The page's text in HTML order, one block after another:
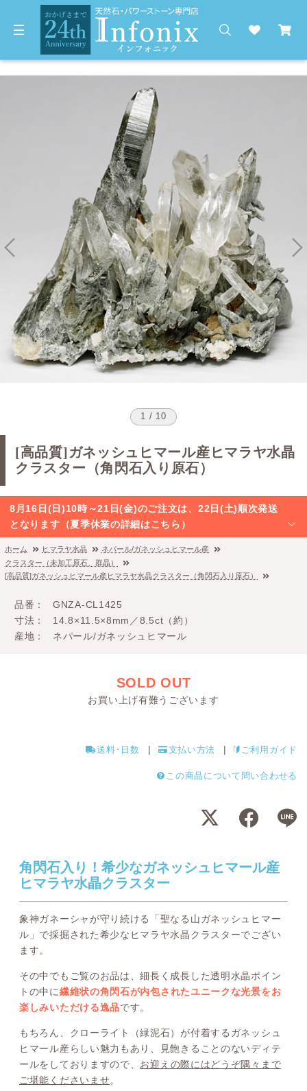
1 / 10
[高品質]ガネッシュヒマール産ヒマラヤ水晶
クラスター（角閃石入り原石）
8月16日(日)10時～21日(金)のご注文は、22日(土)順次発送
となります（夏季休業の詳細はこちら）
ホーム ヒマラヤ水晶
ネパール/ガネッシュヒマール産
クラスター（未加工原石、群晶）
[高品質]ガネッシュヒマール産ヒマラヤ水晶クラスター（角閃石入り原石）
品番
GNZA-CL1425
寸法
14.8×11.5×8mm／8.5ct（約）
産地
ネパール/ガネッシュヒマール
SOLD OUT
お買い上げ有難うございます
送料･日数 支払い方法 ご利用ガイド
この商品について問い合わせる
角閃石入り！希少なガネッシュヒマール産
ヒマラヤ水晶クラスター
象神ガネーシャが守り続ける「聖なる山ガネッシュヒマー
ル」で採掘された希少なヒマラヤ水晶クラスターでござい
ます。
その中でもご覧のお品は、細長く成長した透明水晶ポイン
トの中に繊維状の角閃石が内包されたユニークな光景をお
楽しみいただける逸品です。
もちろん、クローライト（緑泥石）が付着するガネッシュ
ヒマール産らしい魅力もあり、見飽きることのないディテ
ールをしておりますので、 お迎えの際にはどうぞ隅々まで
ご堪能くださいませ。